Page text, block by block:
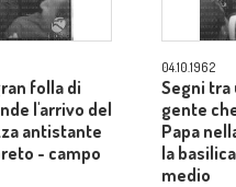
folla di
l'arrivo del
antistante
- campo
04.10.1962
Segni tra
gente
Papa
la
medio